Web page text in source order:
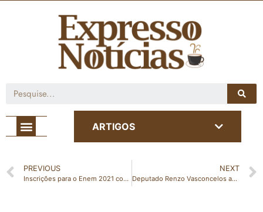
ARTIGOS
PREVIOUS
Inscrições para o Enem 2021 começam nesta quarta-feira
NEXT
Deputado Renzo Vasconcelos apresenta 289 ações no primeiro semestre de 2021